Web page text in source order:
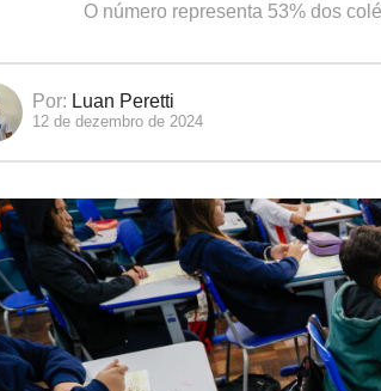
O número representa 53% dos
Por: Luan Peretti
12 de dezembro de 2024